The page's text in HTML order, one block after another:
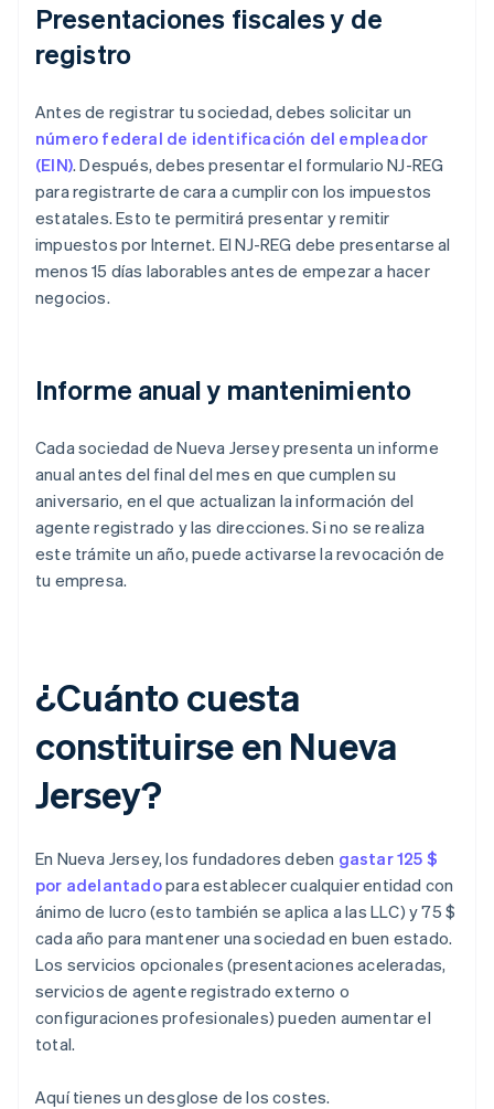
Presentaciones fiscales y de
registro
Antes de registrar tu sociedad, debes solicitar un
número federal de identificación del empleador
(EIN). Después, debes presentar el formulario NJ-REG
para registrarte de cara a cumplir con los impuestos
estatales. Esto te permitirá presentar y remitir
impuestos por Internet. El NJ-REG debe presentarse al
menos 15 días laborables antes de empezar a hacer
negocios.
Informe anual y mantenimiento
Cada sociedad de Nueva Jersey presenta un informe
anual antes del final del mes en que cumplen su
aniversario, en el que actualizan la información del
agente registrado y las direcciones. Si no se realiza
este trámite un año, puede activarse la revocación de
tu empresa.
¿Cuánto cuesta
constituirse en Nueva
Jersey?
En Nueva Jersey, los fundadores deben gastar 125 $
por adelantadopara establecer cualquier entidad con
ánimo de lucro (esto también se aplica a las LLC) y 75 $
cada año para mantener una sociedad en buen estado.
Los servicios opcionales (presentaciones aceleradas,
servicios de agente registrado externo o
configuraciones profesionales) pueden aumentar el
total.
Aquí tienes un desglose de los costes.